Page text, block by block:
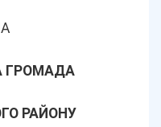
ГРОМАДА
РАЙОНУ